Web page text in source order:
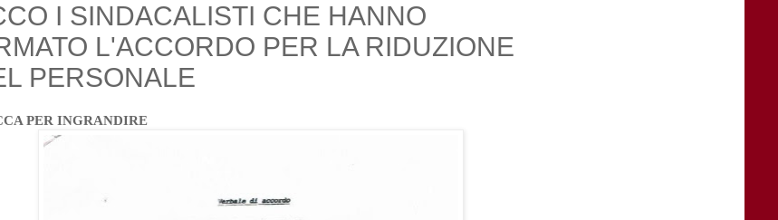
I SINDACALISTI CHE HANNO
L'ACCORDO PER LA RIDUZIONE
PERSONALE
PER INGRANDIRE